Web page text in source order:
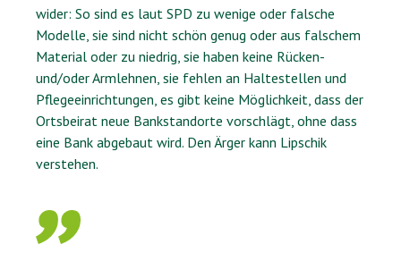
wider: So sind es laut SPD zu wenige oder falsche
Modelle, sie sind nicht schön genug oder aus falschem
Material oder zu niedrig, sie haben keine Rücken-
und/oder Armlehnen, sie fehlen an Haltestellen und
Pflegeeinrichtungen, es gibt keine Möglichkeit, dass der
Ortsbeirat neue Bankstandorte vorschlägt, ohne dass
eine Bank abgebaut wird. Den Ärger kann Lipschik
verstehen.